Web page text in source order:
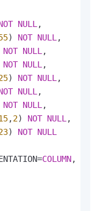
NULL ,
) NOT NULL ,
NOT NULL ,
NOT NULL ,
) NOT NULL ,
NULL ,
NOT NULL ,
,2) NOT NULL ,
) NOT NULL
=COLUMN,